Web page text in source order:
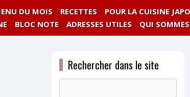
POUR LA CUISINE
RECETTES
DU MOIS
QUI
ADRESSES UTILES
BLOC NOTE
Rechercher dans le site